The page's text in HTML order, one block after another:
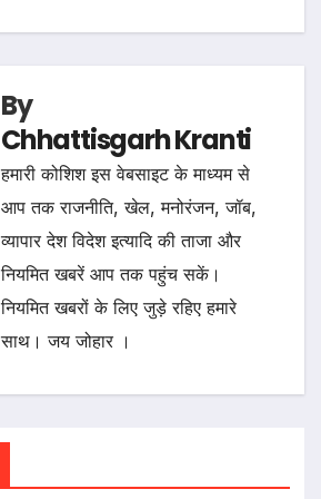
By
Chhattisgarh Kranti
हमारी कोशिश इस वेबसाइट के माध्यम से
आप तक राजनीति, खेल, मनोरंजन, जॉब,
व्यापार देश विदेश इत्यादि की ताजा और
नियमित खबरें आप तक पहुंच सकें।
नियमित खबरों के लिए जुड़े रहिए हमारे
साथ। जय जोहार ।